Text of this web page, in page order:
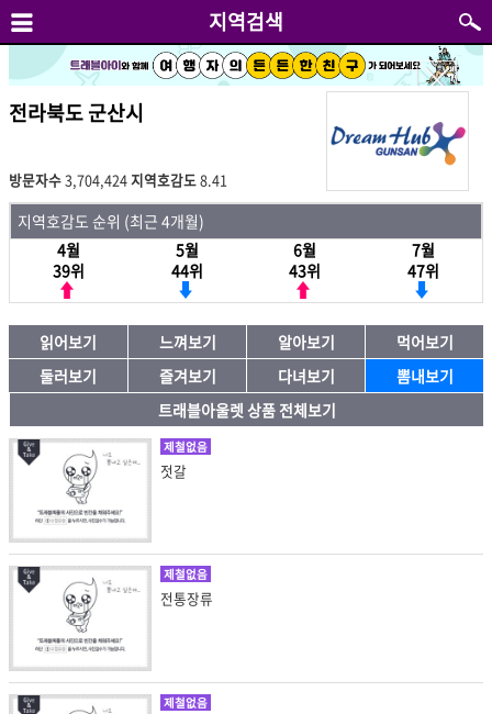
지역검색
전라북도 군산시
방문자수 3,704,424지역호감도 8.41
지역호감도 순위 (최근 4개월)
4월
39위
5월
44위
6월
43위
7월
47위
읽어보기 느껴보기 알아보기
먹어보기
둘러보기
즐겨보기 다녀보기
뽐내보기
트래블아울렛 상품 전체보기
제철없음
젓갈
제철없음
전통장류
제철없음